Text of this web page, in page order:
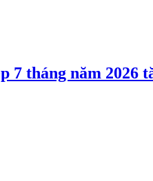
7 tháng năm 2026